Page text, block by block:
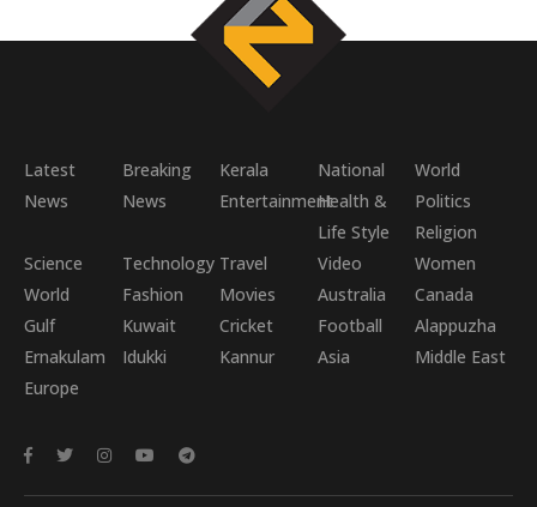
Latest
News
Breaking
News
Kerala National
World
EntertainmentHealth &
Life Style
Politics
Religion
Science
World
Technology Travel Video
Women
Fashion
Movies Australia
Canada
Gulf
Kuwait Cricket Football
Alappuzha
Ernakulam
Idukki Kannur Asia
Middle East
Europe